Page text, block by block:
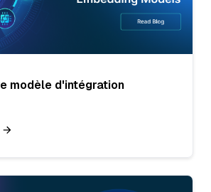
modèle d'intégration